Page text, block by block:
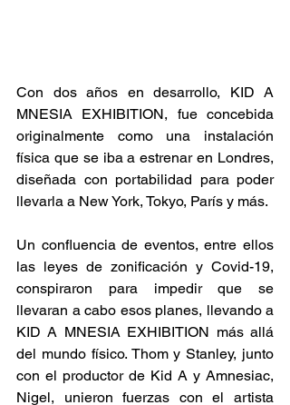
Con dos años en desarrollo, KID A
MNESIA EXHIBITION, fue concebida
originalmente como una instalación
física que se iba a estrenar en Londres,
diseñada con portabilidad para poder
llevarla a New York, Tokyo, París y más.
Un confluencia de eventos, entre ellos
las leyes de zonificación y Covid-19,
conspiraron para impedir que se
llevaran a cabo esos planes, llevando a
KID A MNESIA EXHIBITION más allá
del mundo físico. Thom y Stanley, junto
con el productor de Kid A y Amnesiac,
Nigel, unieron fuerzas con el artista